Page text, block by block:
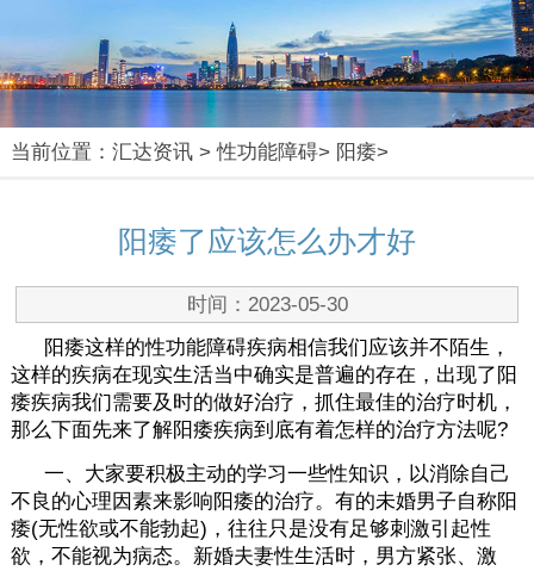
当前位置： 汇达资讯>性功能障碍> 阳痿>
阳痿了应该怎么办才好
时间：2023-05-30
阳痿这样的性功能障碍疾病相信我们应该并不陌生，
这样的疾病在现实生活当中确实是普遍的存在，出现了阳
痿疾病我们需要及时的做好治疗，抓住最佳的治疗时机，
那么下面先来了解阳痿疾病到底有着怎样的治疗方法呢?
一、大家要积极主动的学习一些性知识，以消除自己
不良的心理因素来影响阳痿的治疗。有的未婚男子自称阳
痿(无性欲或不能勃起)，往往只是没有足够刺激引起性
欲，不能视为病态。新婚夫妻性生活时，男方紧张、激